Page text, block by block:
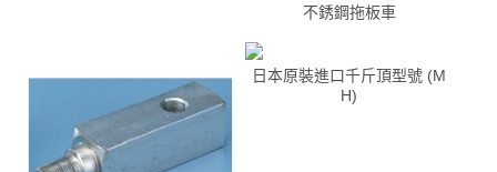
不銹鋼拖板車
日本原裝進口千斤頂型號 (M
H)